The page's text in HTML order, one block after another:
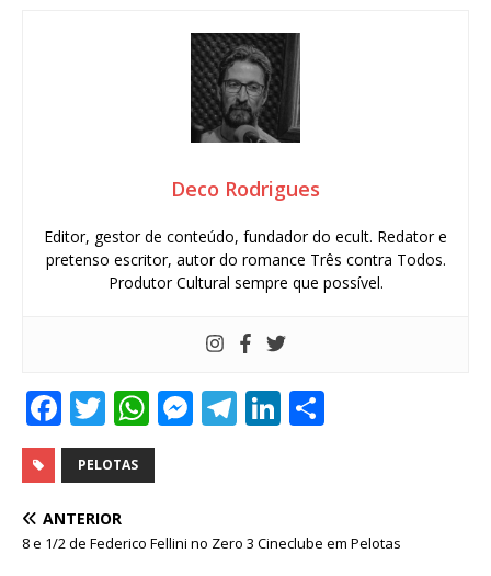
Deco Rodrigues
Editor, gestor de conteúdo, fundador do ecult. Redator e
pretenso escritor, autor do romance Três contra Todos.
Produtor Cultural sempre que possível.
F
a
c
e
b
T
w
it
te
r
W
h
at
A
M
n
T
ra
Li
dI
PELOTAS
ANTERIOR
8 e 1/2 de Federico Fellini no Zero 3 Cineclube em Pelotas